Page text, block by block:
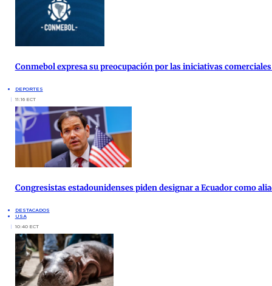
Conmebol expresa su preocupación por las iniciativas comerciales
DEPORTES
11:16 ECT
Congresistas estadounidenses piden designar a Ecuador como
DESTACADOS
USA
10:40 ECT